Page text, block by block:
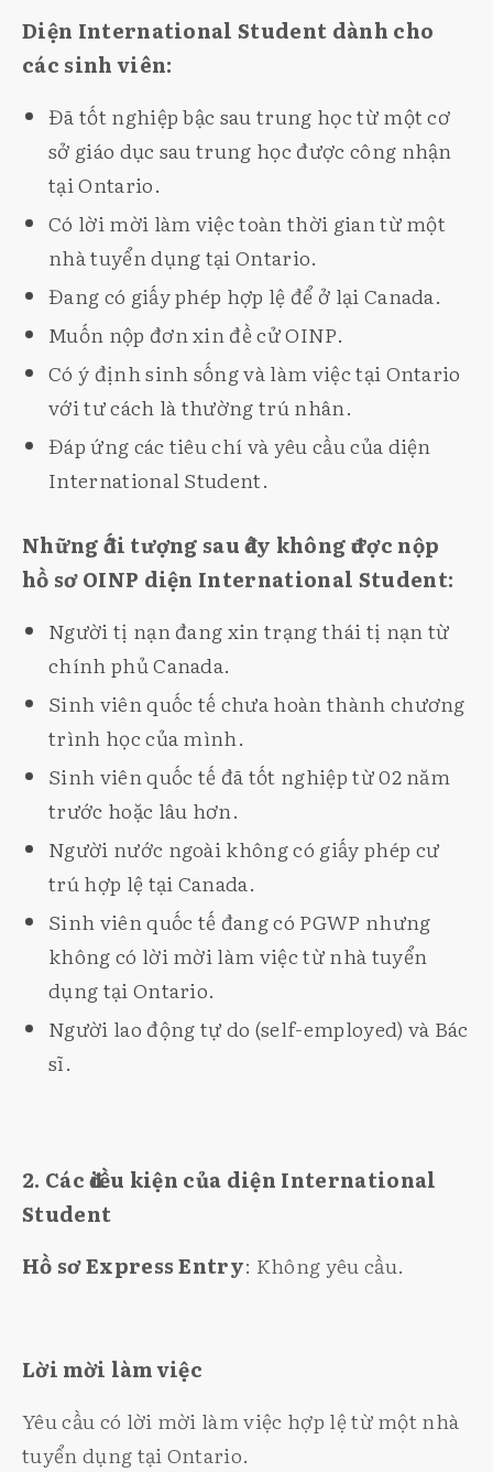
Diện International Student dành cho
các sinh viên:
Đã tốt nghiệp bậc sau trung học từ một cơ
sở giáo dục sau trung học được công nhận
tại Ontario.
Có lời mời làm việc toàn thời gian từ một
nhà tuyển dụng tại Ontario.
Đang có giấy phép hợp lệ để ở lại Canada.
Muốn nộp đơn xin đề cử OINP.
Có ý định sinh sống và làm việc tại Ontario
với tư cách là thường trú nhân.
Đáp ứng các tiêu chí và yêu cầu của diện
International Student.
Những đối tượng sau đây không được nộp
hồ sơ OINP diện International Student:
Người tị nạn đang xin trạng thái tị nạn từ
chính phủ Canada.
Sinh viên quốc tế chưa hoàn thành chương
trình học của mình.
Sinh viên quốc tế đã tốt nghiệp từ 02 năm
trước hoặc lâu hơn.
Người nước ngoài không có giấy phép cư
trú hợp lệ tại Canada.
Sinh viên quốc tế đang có PGWP nhưng
không có lời mời làm việc từ nhà tuyển
dụng tại Ontario.
Người lao động tự do (self-employed) và Bác
sĩ.
2. Các điều kiện của diện International
Student
Hồ sơ Express Entry: Không yêu cầu.
Lời mời làm việc
Yêu cầu có lời mời làm việc hợp lệ từ một nhà
tuyển dụng tại Ontario.